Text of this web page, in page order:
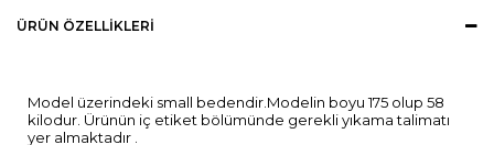
ÜRÜN ÖZELLIKLERI
Model üzerindeki small bedendir.Modelin boyu 175 olup 58
kilodur. Ürünün iç etiket bölümünde gerekli yıkama talimatı
yer almaktadır .